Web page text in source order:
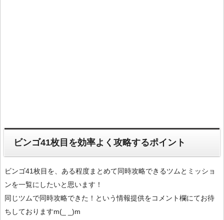
ビンゴ41枚目を効率よく攻略するポイント
ビンゴ41枚目を、ある程度まとめて同時攻略できるツムとミッショ
ンを一覧にしたいと思います！
同じツムで同時攻略できた！という情報提供をコメント欄にてお待
ちしておりますm(_ _)m